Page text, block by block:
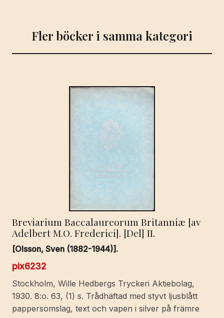
Fler böcker i samma kategori
Breviarium Baccalaureorum Britanniæ [av
Adelbert M.O. Frederici]. [Del] II.
[Olsson, Sven (1882-1944)].
pix6232
Stockholm, Wille Hedbergs Tryckeri Aktiebolag,
1930. 8:o. 63, (1) s. Trådhäftad med styvt ljusblått
pappersomslag, text och vapen i silver på främre